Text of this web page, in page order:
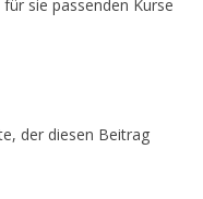
sie passenden Kurse
der diesen Beitrag